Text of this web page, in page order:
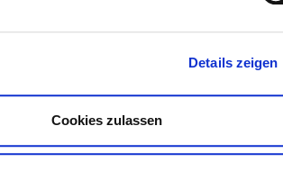
Details zeigen
Cookies zulassen